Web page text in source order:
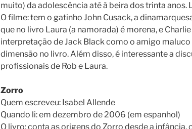
muito) da adolescência até à beira dos trinta anos.
O filme: tem o gatinho John Cusack, a
que no livro Laura (a namorada) é morena, e
interpretação de Jack Black como o amigo
dimensão no livro. Além disso, é interessante a
profissionais de Rob e Laura.
Zorro
Quem escreveu: Isabel Allende
Quando li: em dezembro de 2006 (em espanhol)
O livro: conta as origens do Zorro desde a infância,